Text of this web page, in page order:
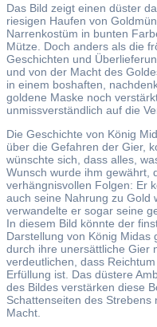
Das Bild zeigt einen düster
riesigen Haufen von
Narrenkostüm in bunten
Mütze. Doch anders als die
Geschichten und
und von der Macht des
in einem boshaften,
goldene Maske noch
unmissverständlich auf die
Die Geschichte von König
über die Gefahren der Gier,
wünschte sich, dass alles,
Wunsch wurde ihm gewährt,
verhängnisvollen Folgen: Er
auch seine Nahrung zu Gold
verwandelte er sogar seine
In diesem Bild könnte der
Darstellung von König Midas
durch ihre unersättliche Gier
verdeutlichen, dass
Erfüllung ist. Das düstere
des Bildes verstärken diese
Schattenseiten des
Macht.